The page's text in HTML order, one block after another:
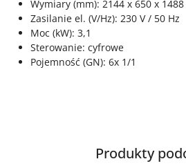
Wymiary (mm): 2144 x 650 x 1488
Zasilanie el. (V/Hz): 230 V / 50 Hz
Moc (kW): 3,1
Sterowanie: cyfrowe
Pojemność (GN): 6x 1/1
Pomiń karuzelę produktów
Produkty
Produkty